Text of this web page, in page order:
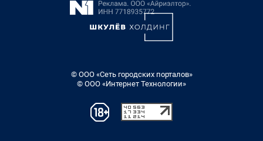
© ООО «Сеть городских порталов»
© ООО «Интернет Технологии»